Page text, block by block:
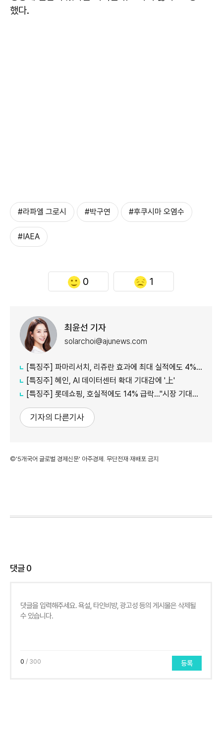
했다.
#라파엘 그로시 #박구연 #후쿠시마 오염수
#IAEA
0 1
최윤선 기자
solarchoi@ajunews.com
[특징주] 파마리서치, 리쥬란 효과에 최대 실적에도 4%대 약세
[특징주] 혜인, AI 데이터센터 확대 기대감에 '上'
[특징주] 롯데쇼핑, 호실적에도 14% 급락…"시장 기대치 밑돌아"
기자의 다른기사
©'5개국어 글로벌 경제신문' 아주경제. 무단전재·재배포 금지
댓글0
0 / 300 등록